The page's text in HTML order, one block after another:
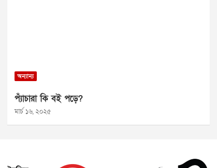
অন্যান্য
প্যাঁচারা কি বই পড়ে?
মার্চ ১৬, ২০২৫